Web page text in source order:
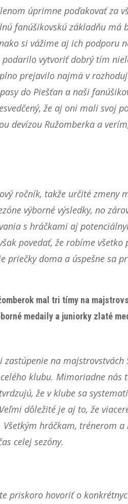
úprimne poďakovať za
fanúšikovskú základňu má
si vážime aj ich podporu
vytvoriť dobrý tím
prejavilo najmä v
do Piešťan a naši
že aj oni mali svoj
devízou Ružomberka a
ročník, takže určité zmeny
výborné výsledky, no
s hráčkami aj
povedať, že robíme
priečky doma a úspešne sa
mal tri tímy na
medaily a juniorky zlaté
na
klubu. Mimoriadne
že v klube sa
dôležité je aj to, že
hráčkam, trénerom
celej sezóny.
priskoro hovoriť o